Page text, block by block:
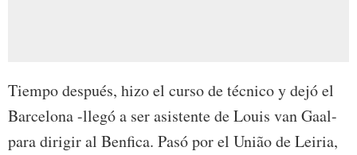
Tiempo después, hizo el curso de técnico y dejó el
Barcelona -llegó a ser asistente de Louis van Gaal-
para dirigir al Benfica. Pasó por el União de Leiria,